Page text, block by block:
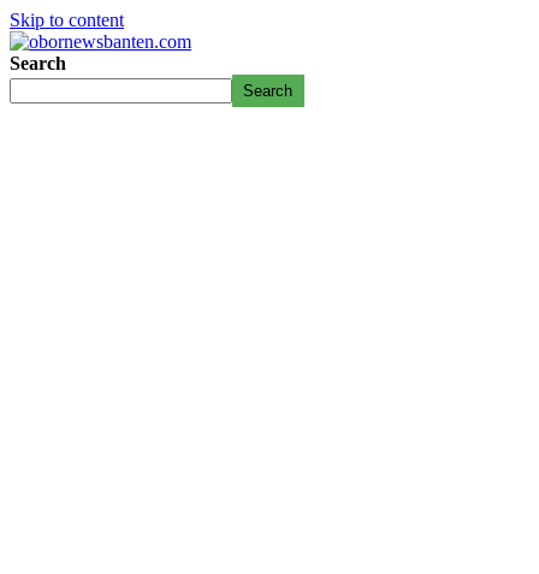
Skip to content
Search
Search